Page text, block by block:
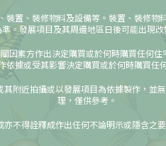
置、裝修物料及設備等。裝置、裝修
準。發展項目及其周邊地區日後可能出現改
因素方作出決定購買或於何時購買任何
依據或受其影響決定購買或於何時購買任
附近拍攝或以發展項目為依據製作，
理，僅供參考。
不得詮釋成作出任何不論明示或隱含之